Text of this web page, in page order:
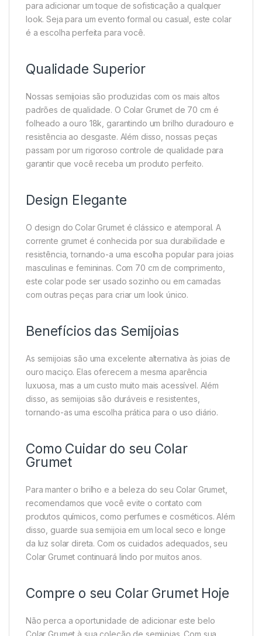
para adicionar um toque de sofisticação a qualquer
look. Seja para um evento formal ou casual, este colar
é a escolha perfeita para você.
Qualidade Superior
Nossas semijoias são produzidas com os mais altos
padrões de qualidade. O Colar Grumet de 70 cm é
folheado a ouro 18k, garantindo um brilho duradouro e
resistência ao desgaste. Além disso, nossas peças
passam por um rigoroso controle de qualidade para
garantir que você receba um produto perfeito.
Design Elegante
O design do Colar Grumet é clássico e atemporal. A
corrente grumet é conhecida por sua durabilidade e
resistência, tornando-a uma escolha popular para joias
masculinas e femininas. Com 70 cm de comprimento,
este colar pode ser usado sozinho ou em camadas
com outras peças para criar um look único.
Benefícios das Semijoias
As semijoias são uma excelente alternativa às joias de
ouro maciço. Elas oferecem a mesma aparência
luxuosa, mas a um custo muito mais acessível. Além
disso, as semijoias são duráveis e resistentes,
tornando-as uma escolha prática para o uso diário.
Como Cuidar do seu Colar
Grumet
Para manter o brilho e a beleza do seu Colar Grumet,
recomendamos que você evite o contato com
produtos químicos, como perfumes e cosméticos. Além
disso, guarde sua semijoia em um local seco e longe
da luz solar direta. Com os cuidados adequados, seu
Colar Grumet continuará lindo por muitos anos.
Compre o seu Colar Grumet Hoje
Não perca a oportunidade de adicionar este belo
Colar Grumet à sua coleção de semijoias. Com sua